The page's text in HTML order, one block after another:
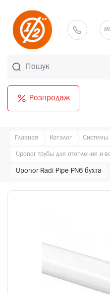
Розпродаж
Главная Каталог Системы
Uponor трубы для отопления и
Uponor Radi Pipe PN6 бухта